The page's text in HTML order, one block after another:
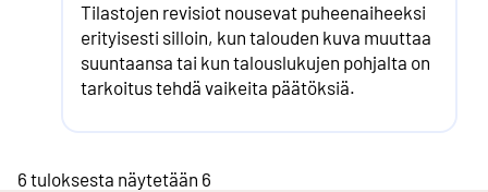
Tilastojen revisiot nousevat puheen­aiheeksi
erityisesti silloin, kun talouden kuva muuttaa
suuntaansa tai kun talous­lukujen pohjalta on
tarkoitus tehdä vaikeita päätöksiä.
6 tuloksesta näytetään 6